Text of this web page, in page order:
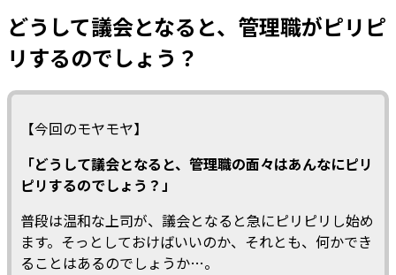
どうして議会となると、管理職がピリピ
リするのでしょう？
【今回のモヤモヤ】
「どうして議会となると、管理職の面々はあんなにピリ
ピリするのでしょう？」
普段は温和な上司が、議会となると急にピリピリし始め
ます。そっとしておけばいいのか、それとも、何かでき
ることはあるのでしょうか…。